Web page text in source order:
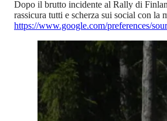
Dopo il brutto incidente al Rally di
rassicura tutti e scherza sui social con la
https://www.google.com/preferences/